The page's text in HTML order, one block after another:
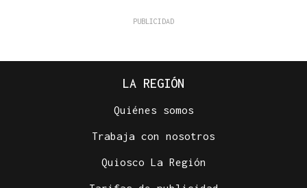
LA REGIÓN
Quiénes somos
Trabaja con nosotros
Quiosco La Región